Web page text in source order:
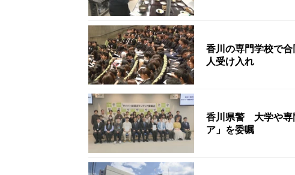
香川の専門学校で
人受け入れ
香川県警 大学や専
ア」を委嘱